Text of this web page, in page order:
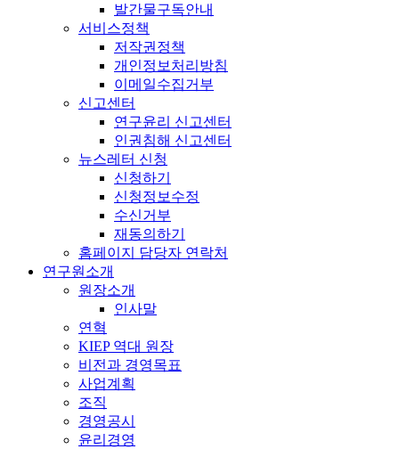
발간물구독안내
서비스정책
저작권정책
개인정보처리방침
이메일수집거부
신고센터
연구윤리 신고센터
인권침해 신고센터
뉴스레터 신청
신청하기
신청정보수정
수신거부
재동의하기
홈페이지 담당자 연락처
연구원소개
원장소개
인사말
연혁
KIEP 역대 원장
비전과 경영목표
사업계획
조직
경영공시
윤리경영